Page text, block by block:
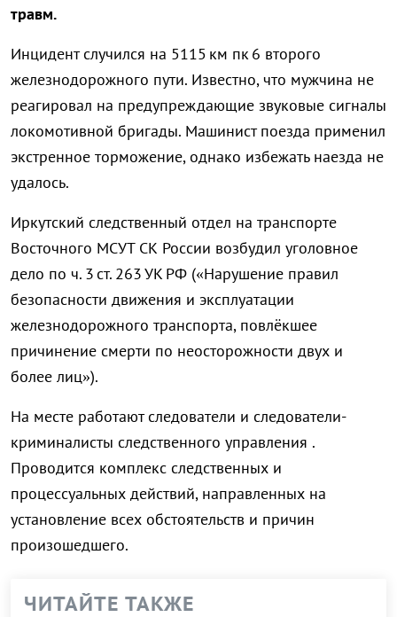
травм.
Инцидент случился на 5115 км пк 6 второго
железнодорожного пути. Известно, что мужчина не
реагировал на предупреждающие звуковые сигналы
локомотивной бригады. Машинист поезда применил
экстренное торможение, однако избежать наезда не
удалось.
Иркутский следственный отдел на транспорте
Восточного МСУТ СК России возбудил уголовное
дело по ч. 3 ст. 263 УК РФ («Нарушение правил
безопасности движения и эксплуатации
железнодорожного транспорта, повлёкшее
причинение смерти по неосторожности двух и
более лиц»).
На месте работают следователи и следователи-
криминалисты следственного управления .
Проводится комплекс следственных и
процессуальных действий, направленных на
установление всех обстоятельств и причин
произошедшего.
ЧИТАЙТЕ ТАКЖЕ